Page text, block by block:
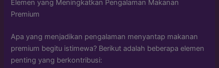
Elemen yang Meningkatkan Pengalaman Makanan
Premium
Apa yang menjadikan pengalaman menyantap makanan
premium begitu istimewa? Berikut adalah beberapa elemen
penting yang berkontribusi: